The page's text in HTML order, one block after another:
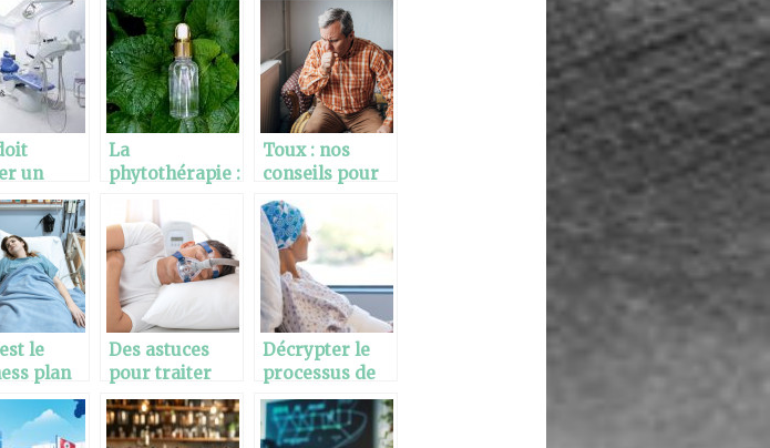
le
à ne pas
négliger
confinement
un
dans
?
La
phytothérapie :
pouvoir des
plantes pour
combattre le
cancer
Toux : nos
conseils pour
la calmer
le
plan
à
en
Des astuces
pour traiter
l’apnée du
sommeil ?
Décrypter le
processus de
diagnostic
pour une
meilleure